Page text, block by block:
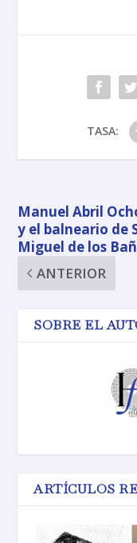
TASA:
Manuel Abril
y el balneario de
Miguel de los
ANTERIOR
SOBRE EL
ARTÍCULOS